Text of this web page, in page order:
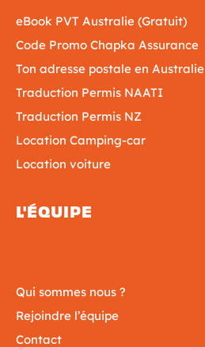
eBook PVT Australie (Gratuit)
Code Promo Chapka Assurance
Ton adresse postale en Australie
Traduction Permis NAATI
Traduction Permis NZ
Location Camping-car
Location voiture
L'ÉQUIPE
Qui sommes nous ?
Rejoindre l’équipe
Contact